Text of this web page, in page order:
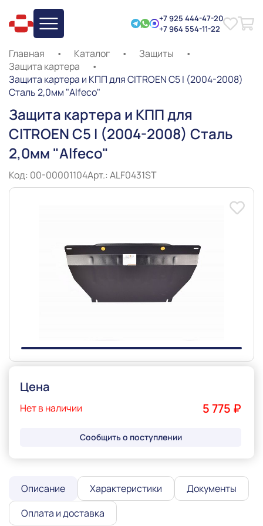
+7 925 444-47-20
+7 964 554-11-22
Главная • Каталог • Защиты
•
Защита картера
•
Защита картера и КПП для CITROEN C5 I (2004-2008)
Сталь 2,0мм "Alfeco"
Защита картера и КПП для
CITROEN C5 I (2004-2008) Сталь
2,0мм "Alfeco"
Код: 00-00001104Арт.: ALF0431ST
Цена
Нет в наличии 5 775 ₽
Сообщить о поступлении
Описание Характеристики
Документы
Оплата и доставка